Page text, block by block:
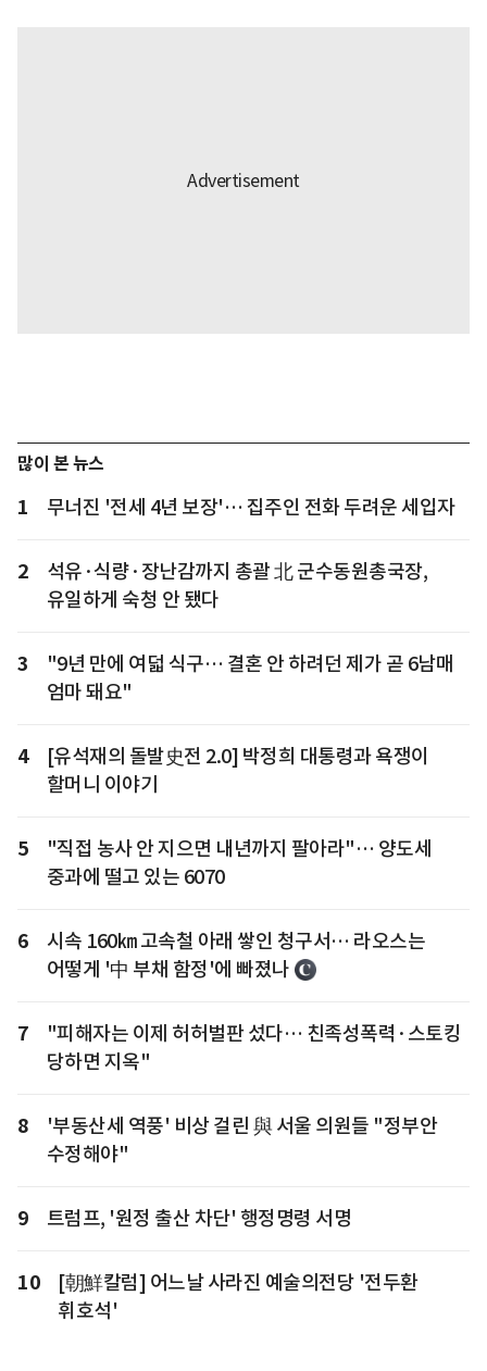
많이 본 뉴스
1 무너진 '전세 4년 보장'… 집주인 전화 두려운 세입자
2
석유·식량·장난감까지 총괄 北 군수동원총국장,
유일하게 숙청 안 됐다
3
"9년 만에 여덟 식구… 결혼 안 하려던 제가 곧 6남매
엄마 돼요"
4
[유석재의 돌발史전 2.0] 박정희 대통령과 욕쟁이
할머니 이야기
5
"직접 농사 안 지으면 내년까지 팔아라"… 양도세
중과에 떨고 있는 6070
6
시속 160㎞ 고속철 아래 쌓인 청구서… 라오스는
어떻게 '中 부채 함정'에 빠졌나
7
"피해자는 이제 허허벌판 섰다… 친족성폭력·스토킹
당하면 지옥"
8
'부동산세 역풍' 비상 걸린 與 서울 의원들 "정부안
수정해야"
9 트럼프, '원정 출산 차단' 행정명령 서명
10
[朝鮮칼럼] 어느날 사라진 예술의전당 '전두환
휘호석'